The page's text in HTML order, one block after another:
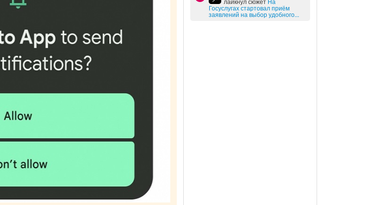
Госуслугах стартовал приём
заявлений на выбор удобного...